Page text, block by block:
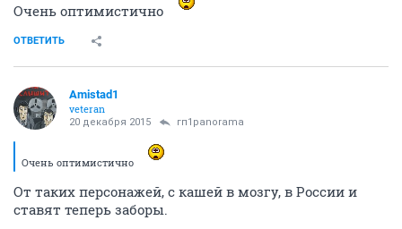
Очень оптимистично
ОТВЕТИТЬ
Amistad1
veteran
20 декабря 2015 гп1panorama
Очень оптимистично
От таких персонажей, с кашей в мозгу, в России и
ставят теперь заборы.